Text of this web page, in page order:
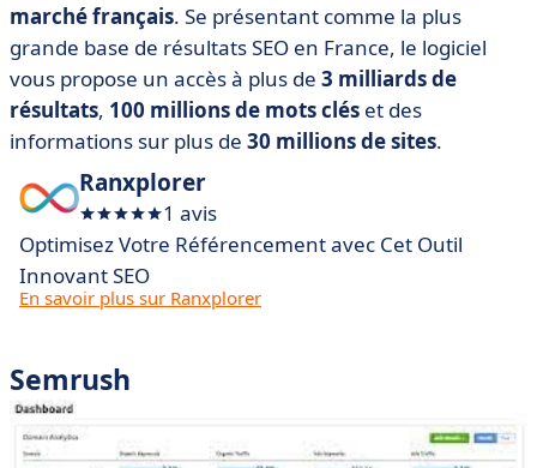
marché français. Se présentant comme la plus
grande base de résultats SEO en France, le logiciel
vous propose un accès à plus de 3 milliards de
résultats, 100 millions de mots clés et des
informations sur plus de 30 millions de sites.
Ranxplorer
1 avis
Optimisez Votre Référencement avec Cet Outil
Innovant SEO
En savoir plus sur Ranxplorer
Semrush